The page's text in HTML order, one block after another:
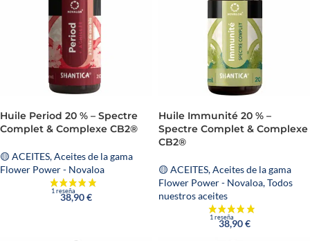
37 opiniones
Huile Period 20 % – Spectre
Complet & Complexe CB2®
🟡 ACEITES,Aceites de la gama
Flower Power - Novaloa
38,90€
Huile Immunité 20 % –
Spectre Complet & Complexe
CB2®
🟡 ACEITES,Aceites de la gama
Flower Power - Novaloa,Todos
nuestros aceites
38,90€